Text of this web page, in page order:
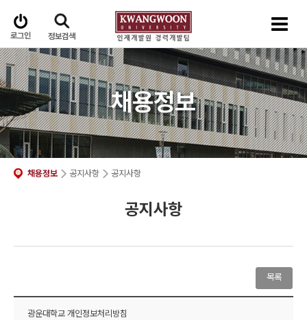
로그인 정보검색
채용정보
채용정보 공지사항 공지사항
공지사항
목록
광운대학교 개인정보처리방침